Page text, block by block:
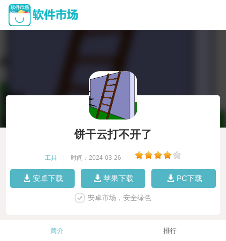
饼干云打不开了
工具 时间：2024-03-26
安卓下载 苹果下载 PC下载
安卓市场，安全绿色
简介 排行